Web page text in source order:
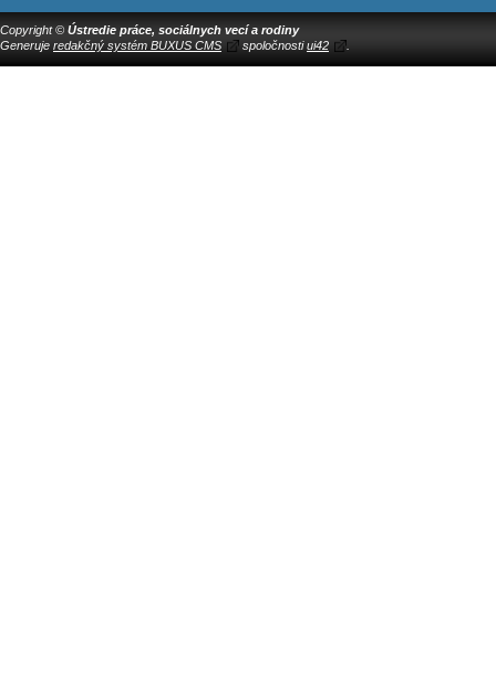
Copyright © Ústredie práce, sociálnych vecí a rodiny
Generuje redakčný systém BUXUS CMS spoločnostiui42